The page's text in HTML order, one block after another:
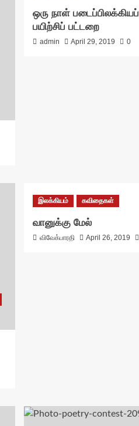
ஒரு நாள் படைப்பிலக்கியப்
பயிற்சிப் பட்டறை
admin April 29, 2019 0
இலக்கியம் கவிதைகள்
வானுக்கு மேல்
விவேக்பாரதி April 26, 2019